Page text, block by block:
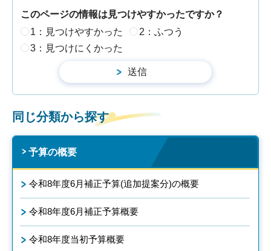
このページの情報は見つけやすかったですか？
1：見つけやすかった
2：ふつう
3：見つけにくかった
同じ分類から探す
予算の概要
令和8年度6月補正予算(追加提案分)の概要
令和8年度6月補正予算概要
令和8年度当初予算概要